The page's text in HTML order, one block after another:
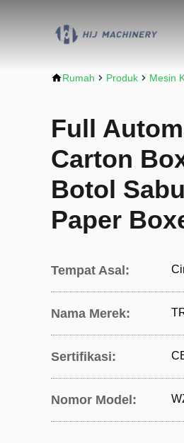
Rumah Produk Mesin
Full
Carton
Botol
Paper
Tempat Asal:
Nama Merek:
Sertifikasi:
Nomor Model: